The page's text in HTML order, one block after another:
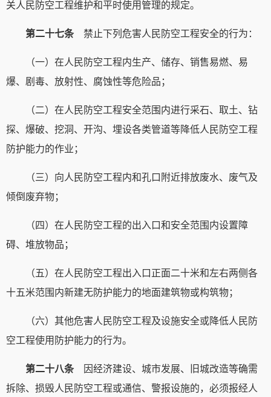
关人民防空工程维护和平时使用管理的规定。
第二十七条 禁止下列危害人民防空工程安全的行为：
（一）在人民防空工程内生产、储存、销售易燃、易
爆、剧毒、放射性、腐蚀性等危险品；
（二）在人民防空工程安全范围内进行采石、取土、钻
探、爆破、挖洞、开沟、埋设各类管道等降低人民防空工程
防护能力的作业；
（三）向人民防空工程内和孔口附近排放废水、废气及
倾倒废弃物；
（四）在人民防空工程的出入口和安全范围内设置障
碍、堆放物品；
（五）在人民防空工程出入口正面二十米和左右两侧各
十五米范围内新建无防护能力的地面建筑物或构筑物；
（六）其他危害人民防空工程及设施安全或降低人民防
空工程使用防护能力的行为。
第二十八条
因经济建设、城市发展、旧城改造等确需
拆除、损毁人民防空工程或通信、警报设施的，必须报经人